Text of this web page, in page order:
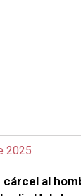
2025
cárcel al